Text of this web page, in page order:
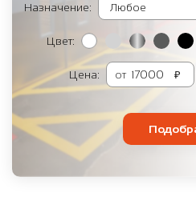
Назначение:
Цвет:
Цена: от ₽